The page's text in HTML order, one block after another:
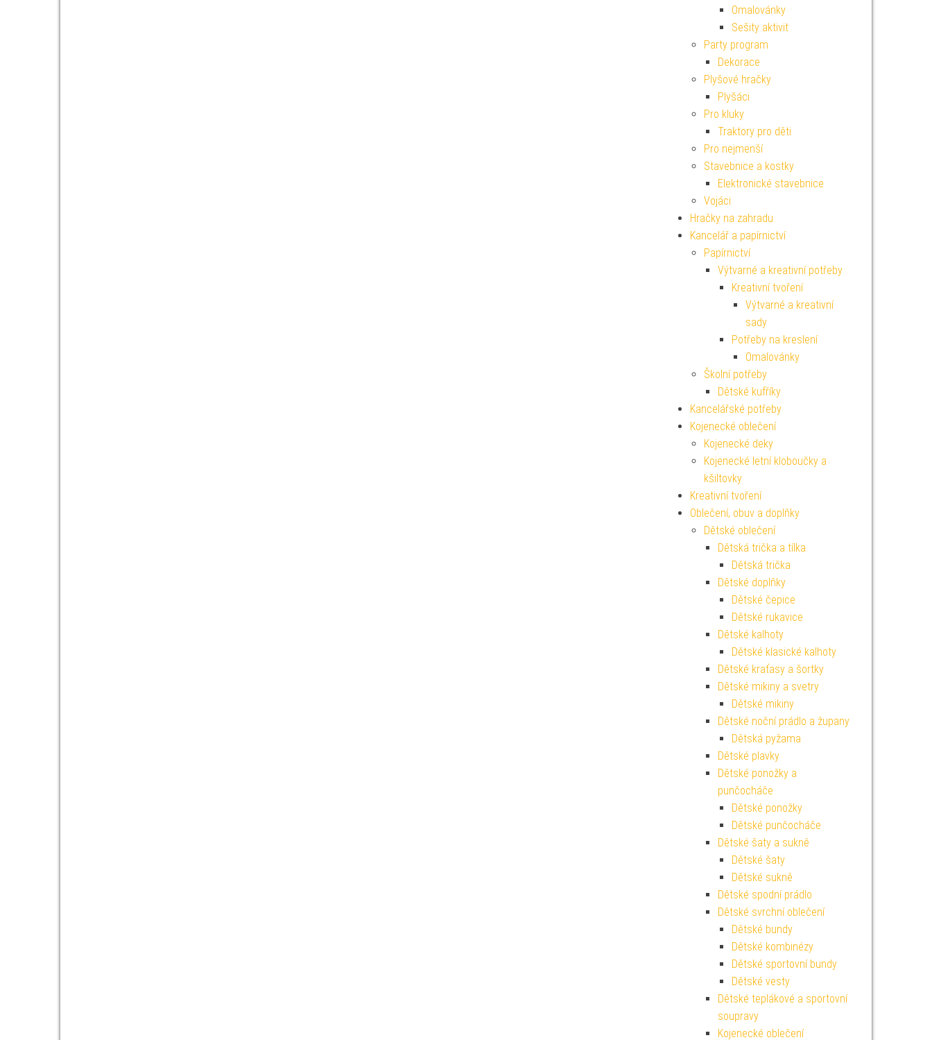
Omalovánky
Sešity aktivit
Party program
Dekorace
Plyšové hračky
Plyšáci
Pro kluky
Traktory pro děti
Pro nejmenší
Stavebnice a kostky
Elektronické stavebnice
Vojáci
Hračky na zahradu
Kancelář a papírnictví
Papírnictví
Výtvarné a kreativní potřeby
Kreativní tvoření
Výtvarné a kreativní
sady
Potřeby na kreslení
Omalovánky
Školní potřeby
Dětské kufříky
Kancelářské potřeby
Kojenecké oblečení
Kojenecké deky
Kojenecké letní kloboučky a
kšiltovky
Kreativní tvoření
Oblečení, obuv a doplňky
Dětské oblečení
Dětská trička a tílka
Dětská trička
Dětské doplňky
Dětské čepice
Dětské rukavice
Dětské kalhoty
Dětské klasické kalhoty
Dětské kraťasy a šortky
Dětské mikiny a svetry
Dětské mikiny
Dětské noční prádlo a župany
Dětská pyžama
Dětské plavky
Dětské ponožky a
punčocháče
Dětské ponožky
Dětské punčocháče
Dětské šaty a sukně
Dětské šaty
Dětské sukně
Dětské spodní prádlo
Dětské svrchní oblečení
Dětské bundy
Dětské kombinézy
Dětské sportovní bundy
Dětské vesty
Dětské teplákové a sportovní
soupravy
Kojenecké oblečení